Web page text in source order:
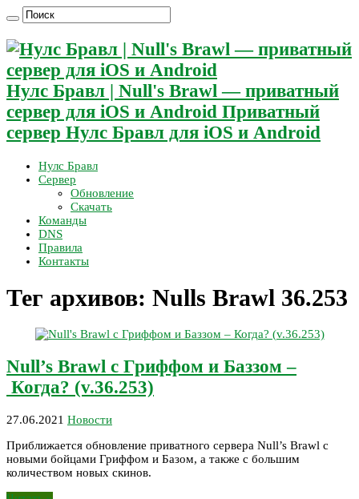
Нулс Бравл | Null's Brawl — приватный
сервер для iOS и Android Приватный
сервер Нулс Бравл для iOS и Android
Нулс Бравл
Сервер
Обновление
Скачать
Команды
DNS
Правила
Контакты
Тег архивов: Nulls Brawl 36.253
Null’s Brawl с Гриффом и Баззом –
Когда? (v.36.253)
27.06.2021 Новости
Приближается обновление приватного сервера Null’s Brawl с
новыми бойцами Гриффом и Базом, а также с большим
количеством новых скинов.